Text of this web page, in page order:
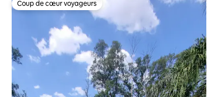
Coup de cœur voyageurs
Coup de cœur voyageurs